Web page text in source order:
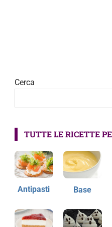
Cerca
TUTTE LE RICETTE
Antipasti Base